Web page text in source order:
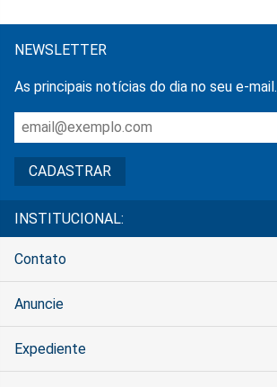
NEWSLETTER
As principais notícias do dia no seu e-mail.
INSTITUCIONAL:
Contato
Anuncie
Expediente